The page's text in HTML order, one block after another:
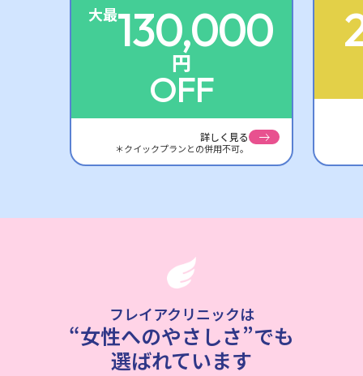
最大 130,000
円
OFF
詳しく見る
＊クイックプランとの併用不可。
フレイアクリニックは
“女性へのやさしさ”でも
選ばれています